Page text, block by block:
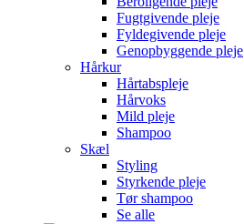
Fugtgivende pleje
Fyldegivende pleje
Genopbyggende pleje
Hårkur
Hårtabspleje
Hårvoks
Mild pleje
Shampoo
Skæl
Styling
Styrkende pleje
Tør shampoo
Se alle